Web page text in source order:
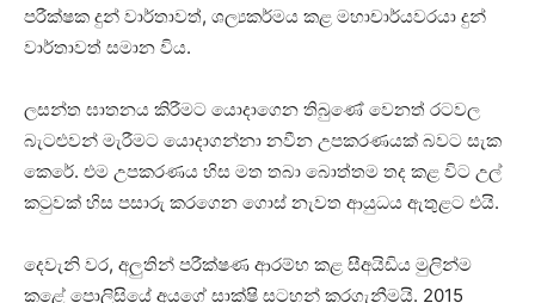
පරීක්ෂක දුන් වාර්තාවත්, ශල්‍යකර්මය කළ මහාචාර්යවරයා දුන්
වාර්තාවත් සමාන විය.
ලසන්ත ඝාතනය කිරීමට යොදාගෙන තිබුණේ වෙනත් රටවල
බැටළුවන් මැරීමට යොදාගන්නා නවීන උපකරණයක් බවට සැක
කෙරේ. එම උපකරණය හිස මත තබා බොත්තම තද කළ විට උල්
කටුවක් හිස පසාරු කරගෙන ගොස් නැවත ආයුධය ඇතුළට එයි.
දෙවැනි වර, අලුතින් පරීක්ෂණ ආරම්භ කළ සීඅයිඩිය මුලින්ම
කළේ පොලිසියේ අයගේ සාක්ෂි සටහන් කරගැනීමයි. 2015